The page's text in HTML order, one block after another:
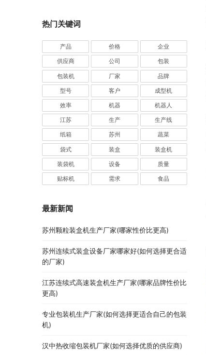
热门关键词
产品 价格 企业
供应商 公司 包装
包装机 厂家 品牌
型号 客户 成型机
效率 机器 机器人
江苏 生产 生产线
纸箱 苏州 蔬菜
袋式 装盒 装盒机
装袋机 设备 质量
贴标机 需求 食品
最新新闻
苏州颗粒装盒机生产厂家(哪家性价比更高)
苏州连续式装盒设备厂家哪家好(如何选择更合适
的厂家)
江苏连续式高速装盒机生产厂家(哪家品牌性价比
更高)
专业包装机生产厂家(如何选择更适合自己的包装
机)
汉中热收缩包装机厂家(如何选择优质的供应商)